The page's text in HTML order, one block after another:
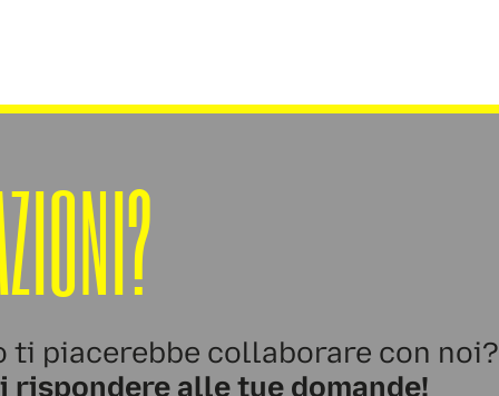
piacerebbe collaborare con noi?
rispondere alle tue domande!